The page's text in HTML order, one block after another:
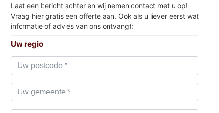
Laat een bericht achter en wij nemen contact met u op!
Vraag hier gratis een offerte aan. Ook als u liever eerst wat
informatie of advies van ons ontvangt:
Uw regio